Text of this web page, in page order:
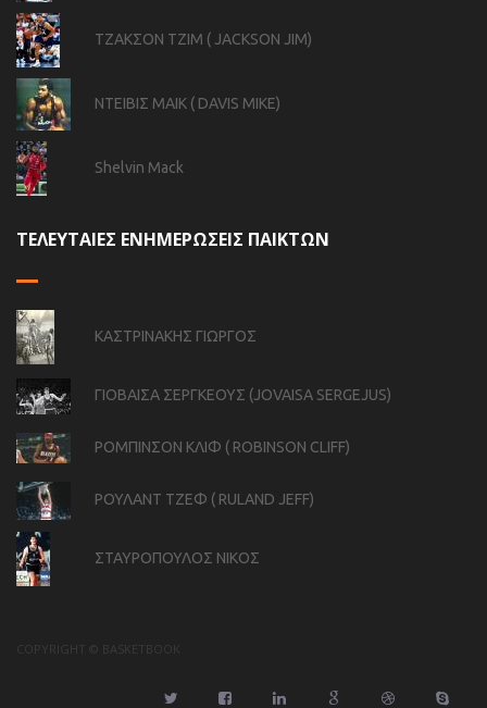
ΤΖΑΚΣΟΝ ΤΖΙΜ ( JACKSON JIM)
ΝΤΕΙΒΙΣ ΜΑΙΚ ( DAVIS MIKE)
Shelvin Mack
ΤΕΛΕΥΤΑΙΕΣ ΕΝΗΜΕΡΩΣΕΙΣ ΠΑΙΚΤΩΝ
ΚΑΣΤΡΙΝΑΚΗΣ ΓΙΩΡΓΟΣ
ΓΙΟΒΑΙΣΑ ΣΕΡΓΚΕΟΥΣ (JOVAISA SERGEJUS)
ΡΟΜΠΙΝΣΟΝ ΚΛΙΦ ( ROBINSON CLIFF)
ΡΟΥΛΑΝΤ ΤΖΕΦ ( RULAND JEFF)
ΣΤΑΥΡΟΠΟΥΛΟΣ ΝΙΚΟΣ
COPYRIGHT © BASKETBOOK